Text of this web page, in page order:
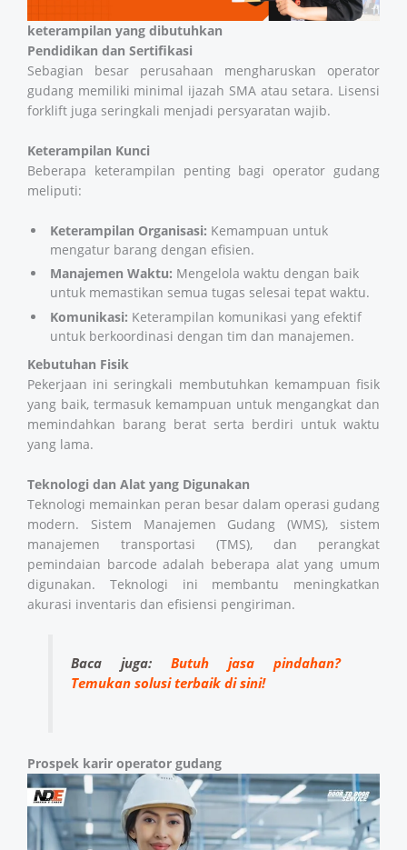
keterampilan yang dibutuhkan
Pendidikan dan Sertifikasi
Sebagian besar perusahaan mengharuskan operator
gudang memiliki minimal ijazah SMA atau setara. Lisensi
forklift juga seringkali menjadi persyaratan wajib.
Keterampilan Kunci
Beberapa keterampilan penting bagi operator gudang
meliputi:
Keterampilan Organisasi: Kemampuan untuk
mengatur barang dengan efisien.
Manajemen Waktu: Mengelola waktu dengan baik
untuk memastikan semua tugas selesai tepat waktu.
Komunikasi: Keterampilan komunikasi yang efektif
untuk berkoordinasi dengan tim dan manajemen.
Kebutuhan Fisik
Pekerjaan ini seringkali membutuhkan kemampuan fisik
yang baik, termasuk kemampuan untuk mengangkat dan
memindahkan barang berat serta berdiri untuk waktu
yang lama.
Teknologi dan Alat yang Digunakan
Teknologi memainkan peran besar dalam operasi gudang
modern. Sistem Manajemen Gudang (WMS), sistem
manajemen transportasi (TMS), dan perangkat
pemindaian barcode adalah beberapa alat yang umum
digunakan. Teknologi ini membantu meningkatkan
akurasi inventaris dan efisiensi pengiriman.
Baca juga: Butuh jasa pindahan?
Temukan solusi terbaik di sini!
Prospek karir operator gudang